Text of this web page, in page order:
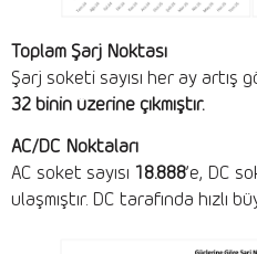
Toplam Şarj Noktası
Şarj soketi sayısı her ay artış
32 binin üzerine çıkmıştır.
AC/DC Noktaları
AC soket sayısı 18.888’e, DC
ulaşmıştır. DC tarafında hızlı